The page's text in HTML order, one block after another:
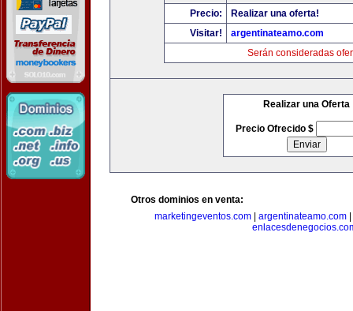
Precio:
Realizar una oferta!
Visitar!
argentinateamo.com
Serán consideradas
Realizar una Oferta
Precio Ofrecido $
Otros dominios en venta:
marketingeventos.com| argentinateamo.com|